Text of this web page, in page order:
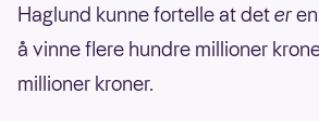
Haglund kunne fortelle at deter
å vinne flere hundre millioner
millioner kroner.